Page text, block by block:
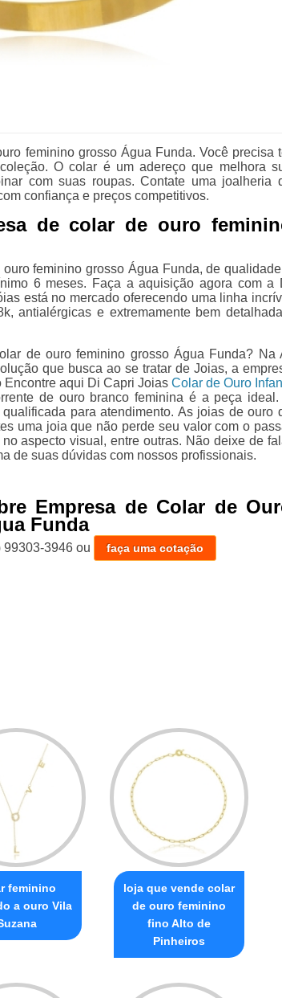
feminino grosso Água Funda. Você precisa
O colar é um adereço que melhora
com suas roupas. Contate uma joalheria
confiança e preços competitivos.
de colar de ouro
feminino grosso Água Funda, de
6 meses. Faça a aquisição agora com a
está no mercado oferecendo uma linha
antialérgicas e extremamente bem
de ouro feminino grosso Água Funda? Na
que busca ao se tratar de Joias, a
Encontre aqui Di Capri Joias Colar de Ouro
de ouro branco feminina é a peça ideal.
para atendimento. As joias de ouro
uma joia que não perde seu valor com o
aspecto visual, entre outras. Não deixe de
de suas dúvidas com nossos profissionais.
Empresa de Colar de
Funda
99303-3946 ou faça uma cotação
feminino
a ouro Vila
loja que vende colar
de ouro feminino
fino Alto de
Pinheiros